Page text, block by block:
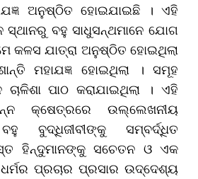
ଅନୁଷ୍ଠିତ ହୋଇଯାଇଛି । ଏହି
ବହୁ ସାଧୁସନ୍ଥମାନେ ଯୋଗ
କଳସ ଯାତ୍ରା ଅନୁଷ୍ଠିତ ହୋଇଥିଲା
ମହାଯଜ୍ଞ ହୋଇଥିଲା । ସମୂହ
ଚାଳିଶା ପାଠ କରାଯାଇଥିଲା । ଏହି
କ୍ଷେତ୍ରରେ ଉଲ୍ଲେଖନୀୟ
ବୁଦ୍ଧିଜୀବୀଙ୍କୁ ସମ୍ବର୍ଦ୍ଧିତ
ହିନ୍ଦୁମାନଙ୍କୁ ସଚେତନ ଓ ଏକ
ପ୍ରଚାର ପ୍ରସାର ଉଦ୍ଦେଶ୍ୟ